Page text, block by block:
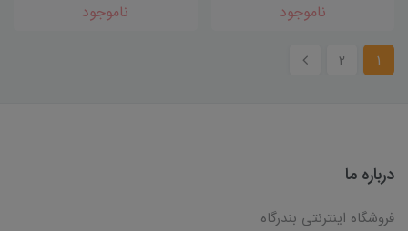
ناموجود
ناموجود
1
2
درباره ما
فروشگاه اینترنتی بندرگاه